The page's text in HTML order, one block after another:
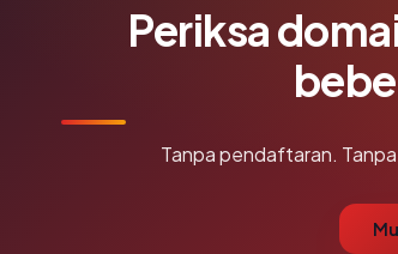
Periksa
Tanpa pendaftaran.